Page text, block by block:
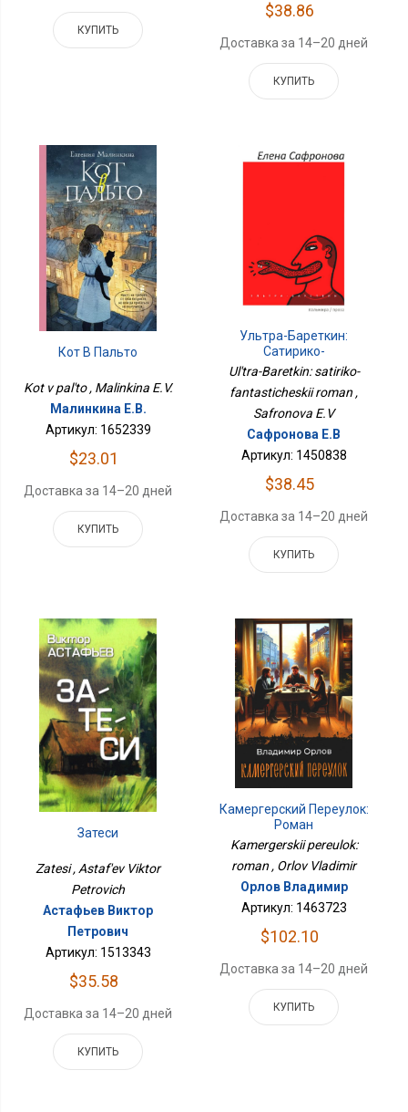
КУПИТЬ
$38.86
Доставка за 14–20 дней
КУПИТЬ
Кот В Пальто
Kot v pal'to , Malinkina E.V.
Малинкина Е.В.
Артикул: 1652339
$23.01
Доставка за 14–20 дней
КУПИТЬ
Ультра-Бареткин:
Сатирико-
Фантастический Роман
Ul'tra-Baretkin: satiriko-
fantasticheskii roman ,
Safronova E.V
Сафронова Е.В
Артикул: 1450838
$38.45
Доставка за 14–20 дней
КУПИТЬ
Затеси
Zatesi , Astaf'ev Viktor
Petrovich
Астафьев Виктор
Петрович
Артикул: 1513343
$35.58
Доставка за 14–20 дней
КУПИТЬ
Камергерский Переулок:
Роман
Kamergerskii pereulok:
roman , Orlov Vladimir
Орлов Владимир
Артикул: 1463723
$102.10
Доставка за 14–20 дней
КУПИТЬ